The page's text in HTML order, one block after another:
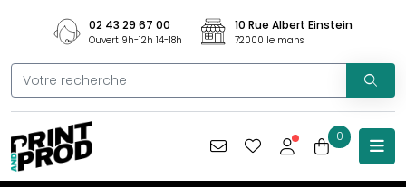
02 43 29 67 00
Ouvert 9h-12h 14-18h
10 Rue Albert Einstein
72000 le mans
0